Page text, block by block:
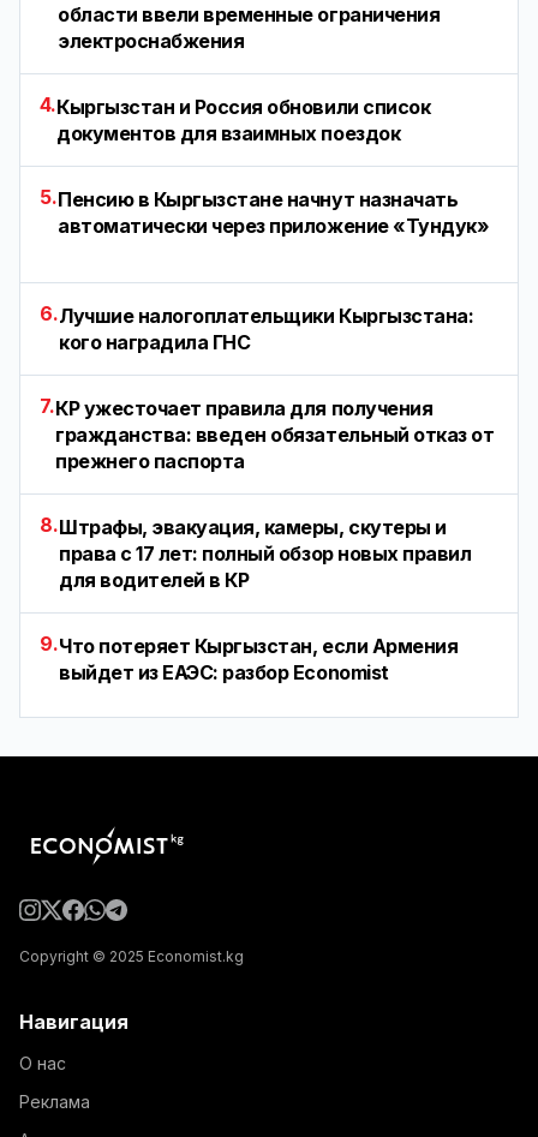
области ввели временные ограничения
электроснабжения
4.Кыргызстан и Россия обновили список
документов для взаимных поездок
5.Пенсию в Кыргызстане начнут назначать
автоматически через приложение «Тундук»
6.Лучшие налогоплательщики Кыргызстана:
кого наградила ГНС
7.КР ужесточает правила для получения
гражданства: введен обязательный отказ от
прежнего паспорта
8.Штрафы, эвакуация, камеры, скутеры и
права с 17 лет: полный обзор новых правил
для водителей в КР
9.Что потеряет Кыргызстан, если Армения
выйдет из ЕАЭС: разбор Economist
Copyright © 2025 Economist.kg
Навигация
О нас
Реклама